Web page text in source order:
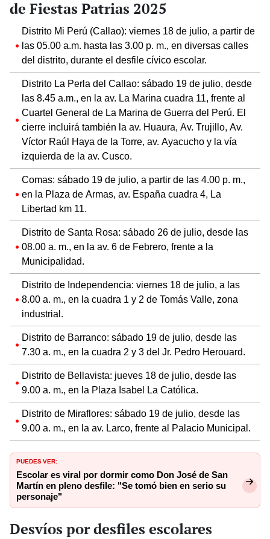
de Fiestas Patrias 2025
Distrito Mi Perú (Callao): viernes 18 de julio, a partir de
las 05.00 a.m. hasta las 3.00 p. m., en diversas calles
del distrito, durante el desfile cívico escolar.
Distrito La Perla del Callao: sábado 19 de julio, desde
las 8.45 a.m., en la av. La Marina cuadra 11, frente al
Cuartel General de La Marina de Guerra del Perú. El
cierre incluirá también la av. Huaura, Av. Trujillo, Av.
Víctor Raúl Haya de la Torre, av. Ayacucho y la vía
izquierda de la av. Cusco.
Comas: sábado 19 de julio, a partir de las 4.00 p. m.,
en la Plaza de Armas, av. España cuadra 4, La
Libertad km 11.
Distrito de Santa Rosa: sábado 26 de julio, desde las
08.00 a. m., en la av. 6 de Febrero, frente a la
Municipalidad.
Distrito de Independencia: viernes 18 de julio, a las
8.00 a. m., en la cuadra 1 y 2 de Tomás Valle, zona
industrial.
Distrito de Barranco: sábado 19 de julio, desde las
7.30 a. m., en la cuadra 2 y 3 del Jr. Pedro Herouard.
Distrito de Bellavista: jueves 18 de julio, desde las
9.00 a. m., en la Plaza Isabel La Católica.
Distrito de Miraflores: sábado 19 de julio, desde las
9.00 a. m., en la av. Larco, frente al Palacio Municipal.
PUEDES VER:
Escolar es viral por dormir como Don José de San
Martín en pleno desfile: "Se tomó bien en serio su
personaje"
Desvíos por desfiles escolares